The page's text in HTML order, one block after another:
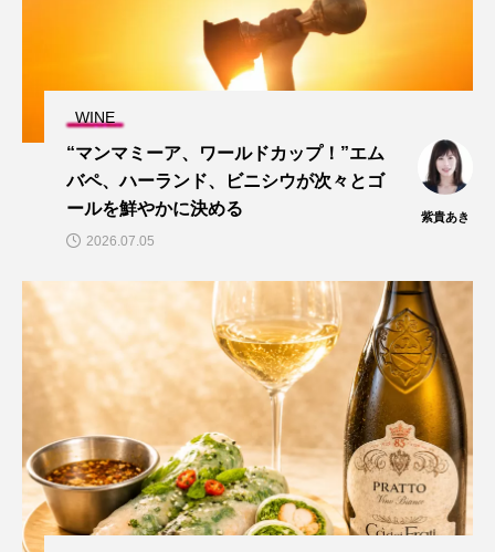
WINE
“マンマミーア、ワールドカップ！”エム
バペ、ハーランド、ビニシウが次々とゴ
ールを鮮やかに決める
紫貴あき
2026.07.05